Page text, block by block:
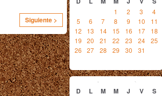
Siguiente >
1 2 3
4
5
6 7 8 9 10
11
12
13 14 15 16 17
18
19
20 21 22 23 24
25
26
27 28 29 30 31
agosto 2015
D L M M J V S